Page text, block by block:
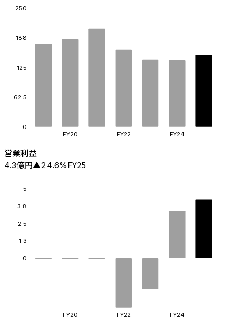
0
62.5
125
188
250
FY20 FY22 FY24
営業利益
4.3億円▲24.6%FY25
0
1.3
2.5
3.8
5
FY20 FY22 FY24